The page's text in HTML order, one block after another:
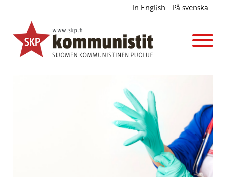
In English På svenska
lähipalvelut